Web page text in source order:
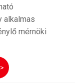
alkalmas
mérnöki